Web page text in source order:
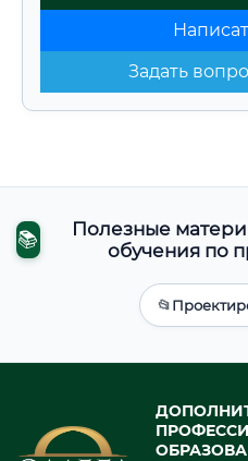
Задать
📚
Полезные
обучения по
📂